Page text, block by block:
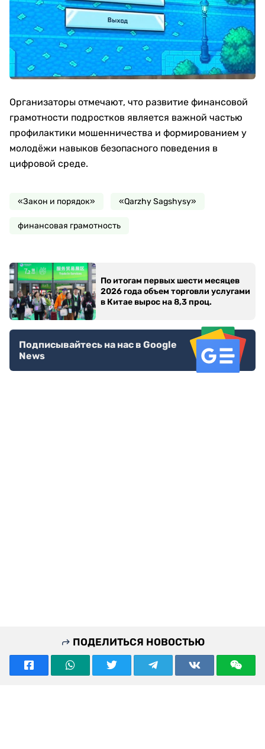
Организаторы отмечают, что развитие финансовой
грамотности подростков является важной частью
профилактики мошенничества и формированием у
молодёжи навыков безопасного поведения в
цифровой среде.
«Закон и порядок» «Qarzhy Sagshysy»
финансовая грамотность
По итогам первых шести месяцев
2026 года объем торговли услугами
в Китае вырос на 8,3 проц.
Подписывайтесь на нас в Google
News
ПОДЕЛИТЬСЯ НОВОСТЬЮ